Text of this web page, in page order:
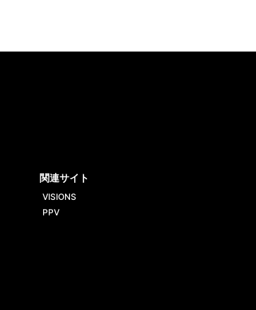
関連サイト
VISIONS
PPV